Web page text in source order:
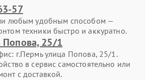
57
любым удобным способом —
техники быстро и аккуратно.
Попова, 25/1
г.Пермь улица Попова, 25/1.
в сервис самостоятельно или
с доставкой.